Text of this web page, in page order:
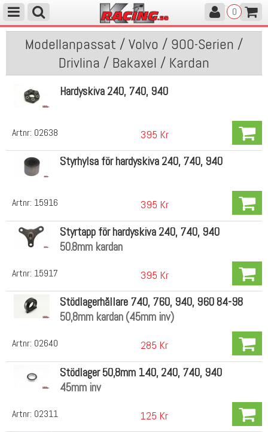
0
Modellanpassat / Volvo / 900-Serien /
Drivlina / Bakaxel / Kardan
Artnr: 02638
Hardyskiva 240, 740, 940
395 Kr
Artnr: 15916
Styrhylsa för hardyskiva 240, 740, 940
395 Kr
Artnr: 15917
Styrtapp för hardyskiva 240, 740, 940
50.8mm kardan
395 Kr
Artnr: 02640
Stödlagerhållare 740, 760, 940, 960 84-98
50,8mm kardan (45mm inv)
285 Kr
Artnr: 02311
Stödlager 50,8mm 140, 240, 740, 940
45mm inv
125 Kr